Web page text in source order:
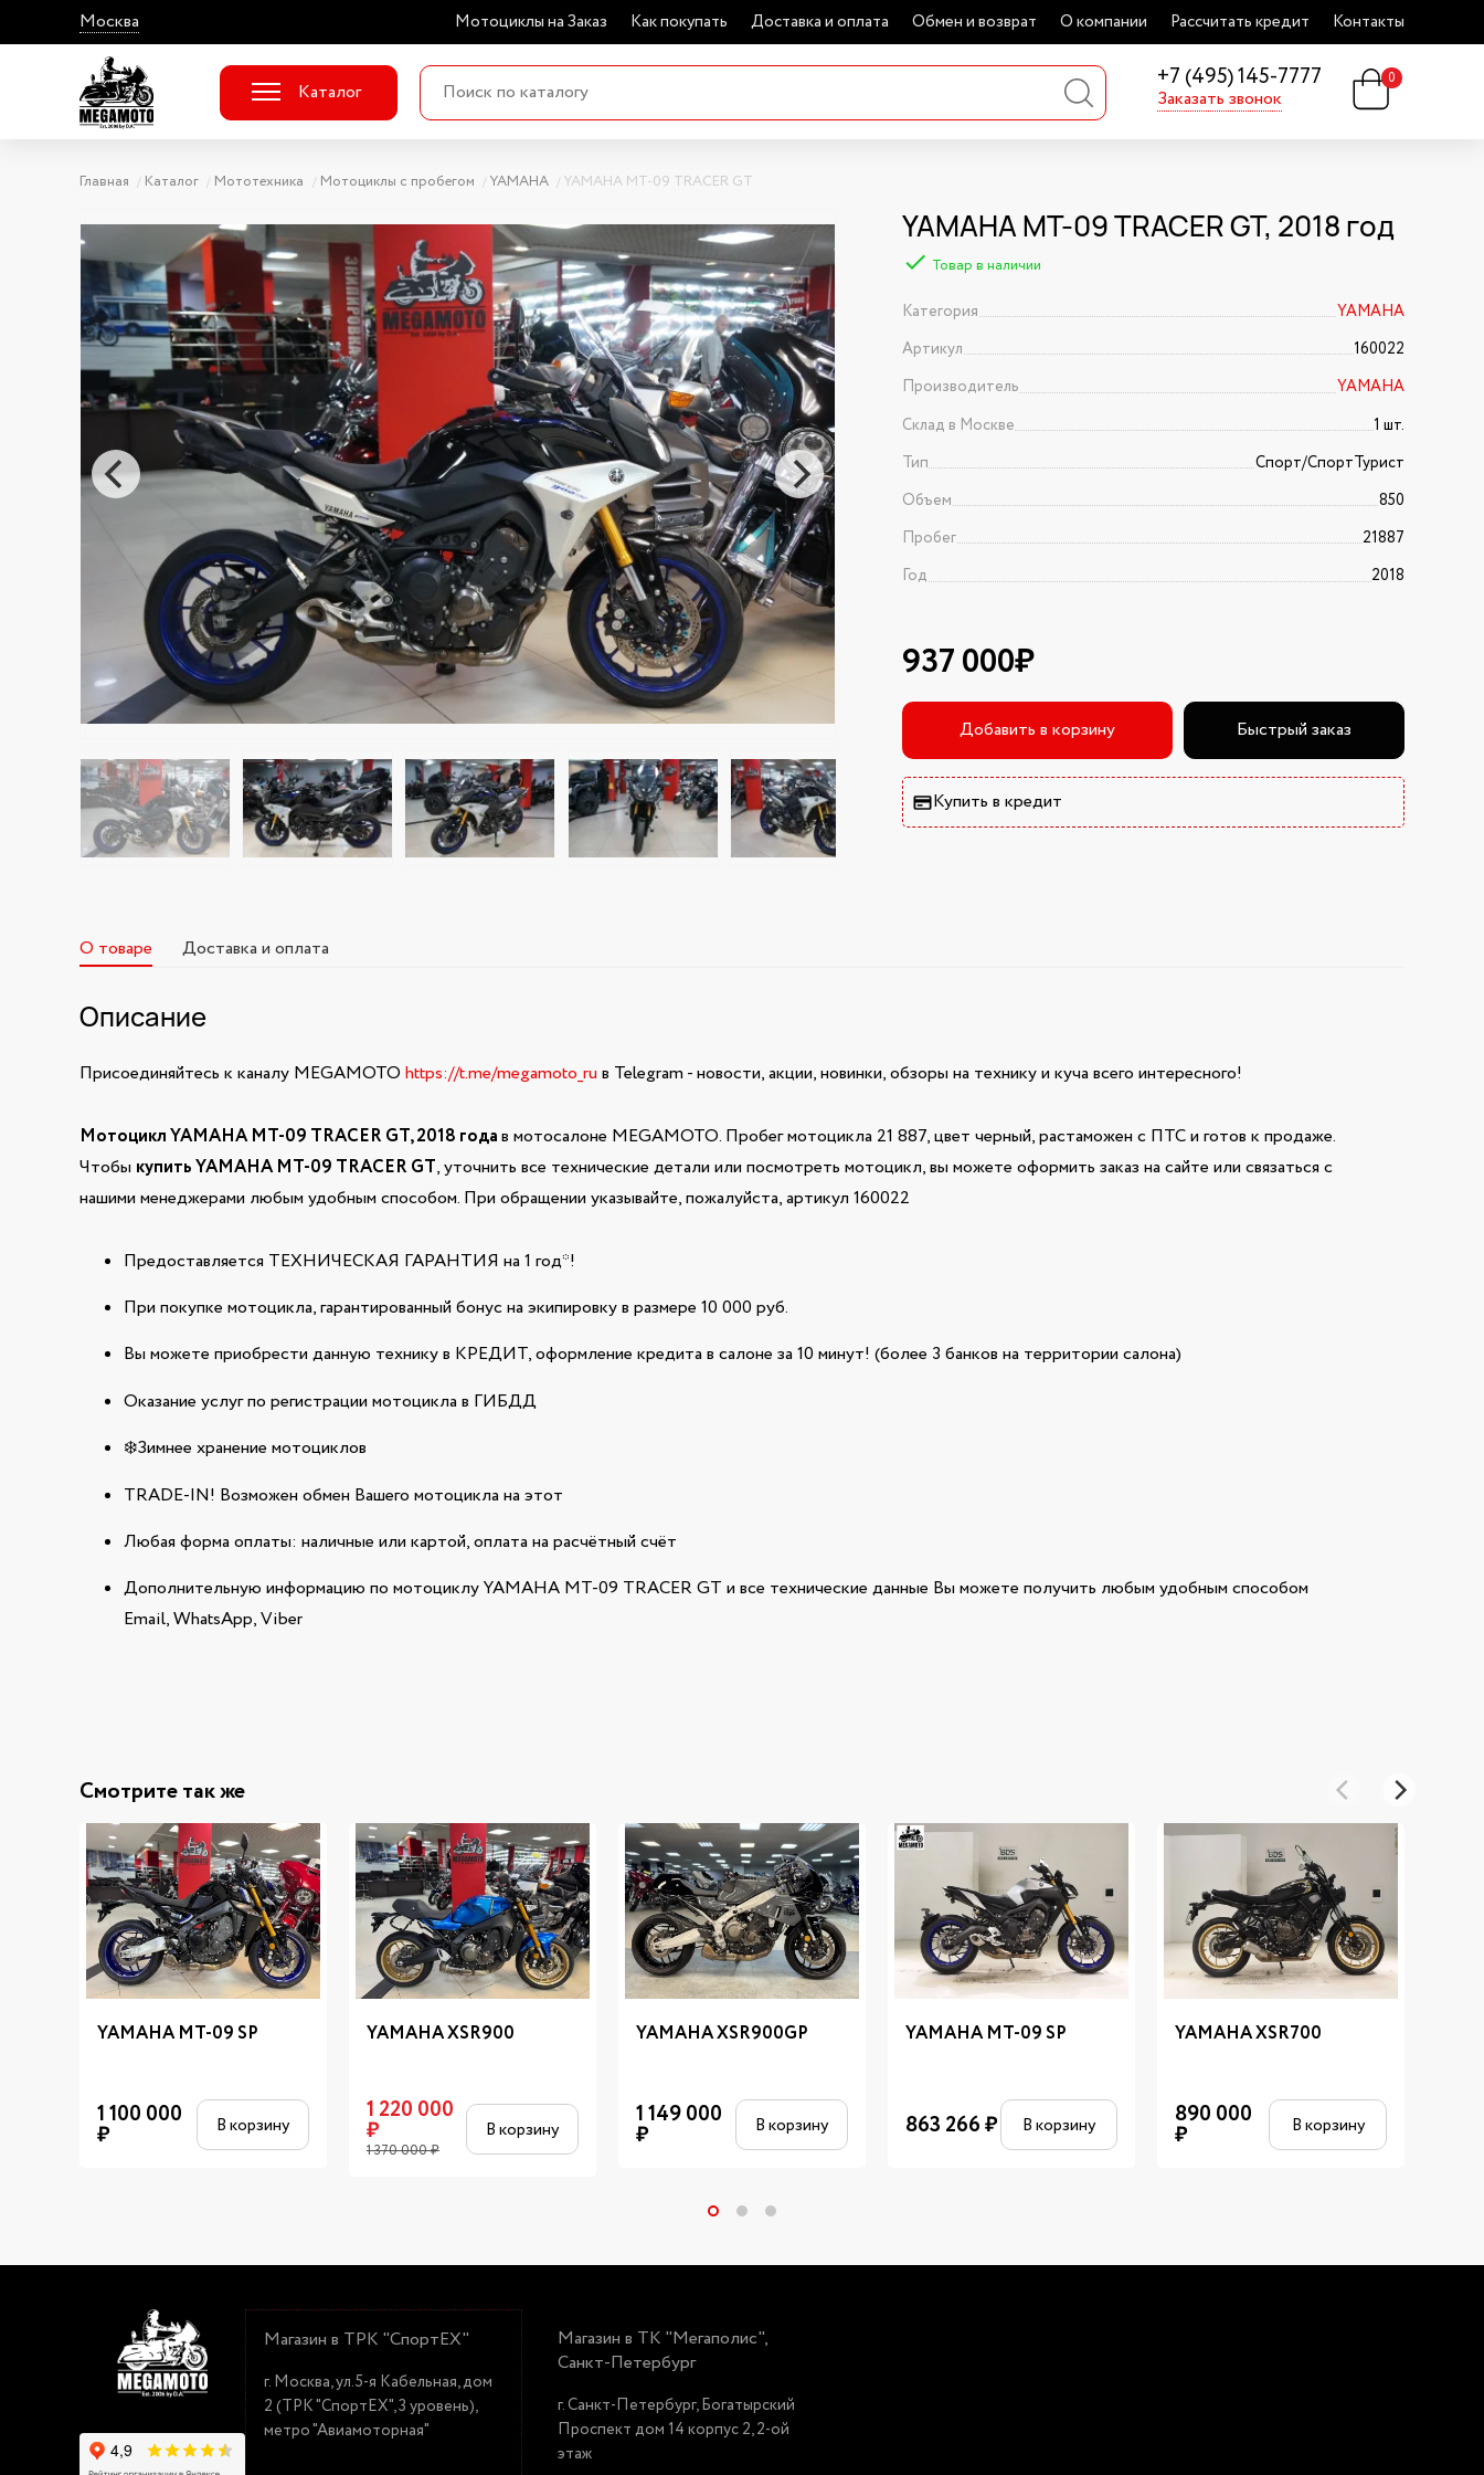
Москва Мотоциклы на Заказ Как покупать Доставка и оплата Обмен и возврат О компании Рассчитать кредит Контакты
+7 (495) 145-7777
Заказать звонок
Каталог
0
Главная Каталог Мототехника Мотоциклы с пробегом YAMAHA YAMAHA MT-09 TRACER GT
YAMAHA MT-09 TRACER GT, 2018 год
Товар в наличии
Категория
YAMAHA
Артикул
160022
Производитель
YAMAHA
Склад в Москве
1 шт.
Тип
Спорт/CпортТурист
Объем
850
Пробег
21887
Год
2018
937 000₽
Добавить в корзину Быстрый заказ
Купить в кредит
О товаре Доставка и оплата
Описание
Присоединяйтесь к каналу MEGAMOTO https://t.me/megamoto_ru в Telegram - новости, акции, новинки, обзоры на технику и куча всего интересного!
Мотоцикл YAMAHA MT-09 TRACER GT, 2018 годав мотосалоне MEGAMOTO. Пробег мотоцикла 21 887, цвет черный, растаможен с ПТС и готов к продаже.
Чтобы купить YAMAHA MT-09 TRACER GT, уточнить все технические детали или посмотреть мотоцикл, вы можете оформить заказ на сайте или связаться с
нашими менеджерами любым удобным способом. При обращении указывайте, пожалуйста, артикул 160022
Предоставляется ТЕХНИЧЕСКАЯ ГАРАНТИЯ на 1 год*!
При покупке мотоцикла, гарантированный бонус на экипировку в размере 10 000 руб.
Вы можете приобрести данную технику в КРЕДИТ, оформление кредита в салоне за 10 минут! (более 3 банков на территории салона)
Оказание услуг по регистрации мотоцикла в ГИБДД
❄️Зимнее хранение мотоциклов
TRADE-IN! Возможен обмен Вашего мотоцикла на этот
Любая форма оплаты: наличные или картой, оплата на расчётный счёт
Дополнительную информацию по мотоциклу YAMAHA MT-09 TRACER GT и все технические данные Вы можете получить любым удобным способом
Email, WhatsApp, Viber
Смотрите так же
YAMAHA MT-09 SP
1 100 000
₽ В корзину
YAMAHA XSR900
1 220 000
₽
1 370 000₽
В корзину
YAMAHA XSR900GP
1 149 000
₽ В корзину
YAMAHA MT-09 SP
863 266₽ В корзину
YAMAHA XSR700
890 000
₽ В корзину
Магазин в ТРК "СпортЕХ"
г. Москва, ул.5-я Кабельная, дом
2 (ТРК "СпортЕХ", 3 уровень),
метро "Авиамоторная"
Магазин в ТК "Мегаполис",
Санкт-Петербург
г. Санкт-Петербург, Богатырский
Проспект дом 14 корпус 2, 2-ой
этаж